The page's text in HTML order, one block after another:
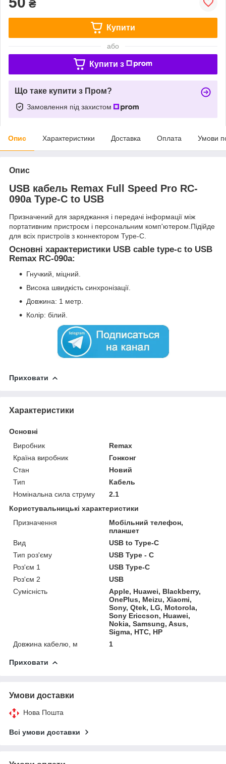
₴
Купити
або
Купити з
Що таке купити з Пром?
Замовлення під захистом
Опис Характеристики Доставка Оплата Умови
Опис
USB кабель Remax Full Speed Pro RC-
090a Type-C to USB
Призначений для заряджання і передачі інформації між
портативним пристроєм і персональним комп'ютером.Підійде
для всіх пристроїв з коннектором Type-C.
Основні характеристики USB cable type-c to USB
Remax RC-090a:
Гнучкий, міцний.
Висока швидкість синхронізації.
Довжина: 1 метр.
Колір: білий.
Приховати
Характеристики
Основні
Виробник
Remax
Країна виробник
Гонконг
Стан
Новий
Тип
Кабель
Номінальна сила струму
2.1
Користувальницькі характеристики
Призначення
Мобільний телефон,
планшет
Вид
USB to Type-C
Тип роз'єму
USB Type - C
Роз'єм 1
USB Type-C
Роз'єм 2
USB
Сумісність
Apple, Huawei, Blackberry,
OnePlus, Meizu, Xiaomi,
Sony, Qtek, LG, Motorola,
Sony Ericcson, Huawei,
Nokia, Samsung, Asus,
Sigma, HTC, HP
Довжина кабелю, м
1
Приховати
Умови доставки
Нова Пошта
Всі умови доставки